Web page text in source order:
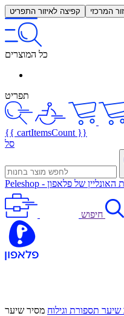
קפיצה לאיזור התפריט המרכזי
כל המוצרים
תפריט
{{ cartItemsCount }}
סל
Peleshop - האונליין של פלאפון
חיפוש
שיער תספורת וגילוח